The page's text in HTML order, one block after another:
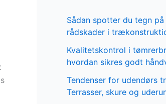
Sådan spotter du tegn
rådskader i
Kvalitetskontrol i
hvordan sikres godt
Tendenser for udendørs
Terrasser, skure og